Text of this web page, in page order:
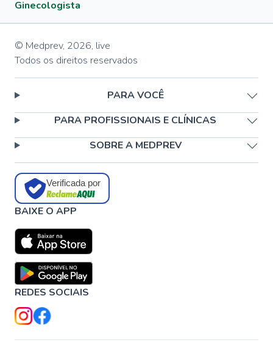
Ginecologista
© Medprev, 2026, live
Todos os direitos reservados
PARA VOCÊ
PARA PROFISSIONAIS E CLÍNICAS
SOBRE A MEDPREV
Verificada por
BAIXE O APP
REDES SOCIAIS